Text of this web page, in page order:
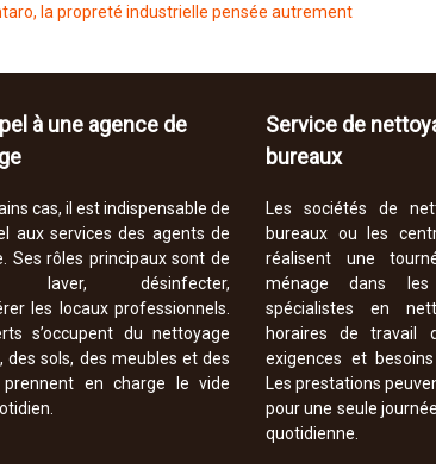
la propreté industrielle pensée autrement
à une agence de
cas, il est indispensable de
aux services des agents de
Ses rôles principaux sont de
laver, désinfecter,
les locaux professionnels.
s’occupent du nettoyage
des sols, des meubles et des
en charge le vide
Service de
bureaux
Les sociétés de
bureaux ou les
réalisent une
ménage dans
spécialistes en
horaires de travail
exigences et
Les prestations
pour une seule
quotidienne.